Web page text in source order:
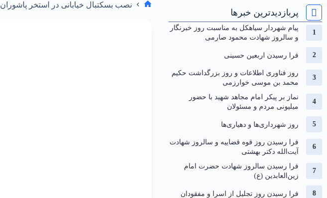
نصب بسکتبال خیابانی در استخر پاشوران
پربازدیدترین خبرها
پیام شهردار سیاهکل به مناسبت روز خبرنگار
و سالروز شهادت محمود صارمی
فرا رسیدن اربعین حسینی
روز فناوری اطلاعات و روز بزرگداشت حکیم
محمد بن موسی خوارزمی
نماز بر پیکر امام مجاهد شهید با حضور
میلیونی مردم و مسئولان
روز شهرداری‌ها و دهیاری‌ها
فرا رسیدن روز قوه قضاییه و سالروز شهادت
آیت‌الله دکتر بهشتی
فرا رسیدن سالروز شهادت حضرت امام
زین‌العابدین (ع)
فرا رسیدن روز تجلیل از اسرا و مفقودان